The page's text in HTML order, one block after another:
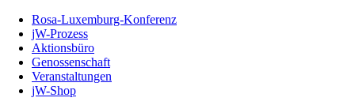
Inhalt
Seite
Rosa-Luxemburg-Konferenz
jW-Prozess
Aktionsbüro
Genossenschaft
Veranstaltungen
jW-Shop